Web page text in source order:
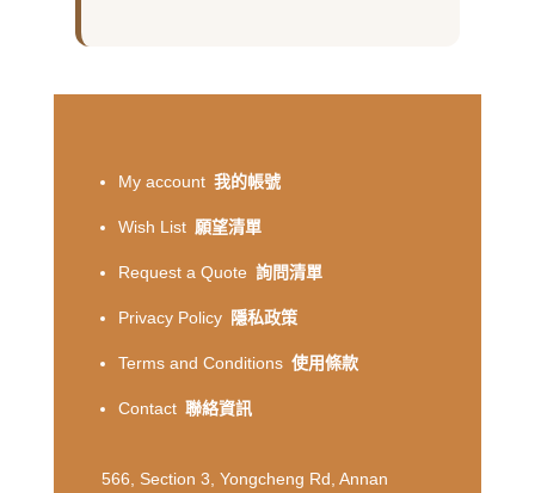
My account 我的帳號
Wish List 願望清單
Request a Quote 詢問清單
Privacy Policy 隱私政策
Terms and Conditions 使用條款
Contact 聯絡資訊
566, Section 3, Yongcheng Rd, Annan